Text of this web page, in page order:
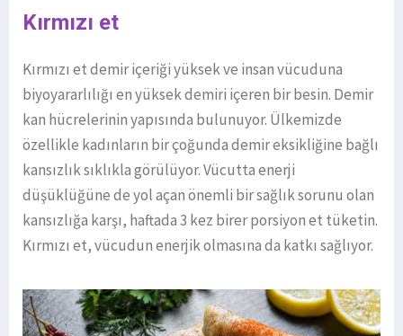
Kırmızı et
Kırmızı et demir içeriği yüksek ve insan vücuduna
biyoyararlılığı en yüksek demiri içeren bir besin. Demir
kan hücrelerinin yapısında bulunuyor. Ülkemizde
özellikle kadınların bir çoğunda demir eksikliğine bağlı
kansızlık sıklıkla görülüyor. Vücutta enerji
düşüklüğüne de yol açan önemli bir sağlık sorunu olan
kansızlığa karşı, haftada 3 kez birer porsiyon et tüketin.
Kırmızı et, vücudun enerjik olmasına da katkı sağlıyor.